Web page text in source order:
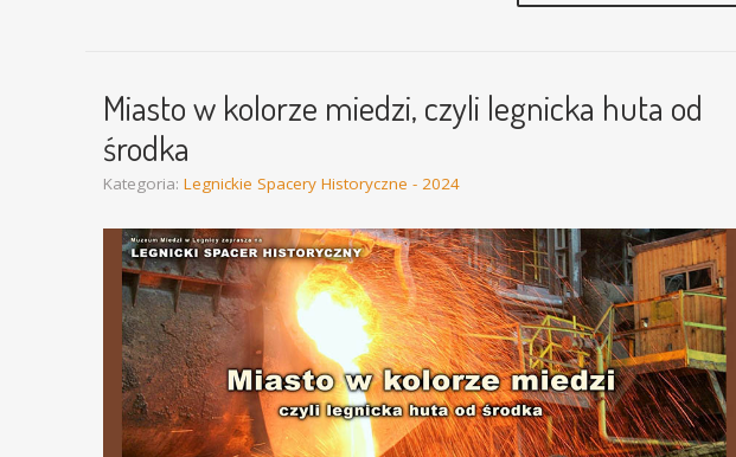
Miasto w kolorze miedzi, czyli legnicka huta od
środka
Kategoria: Legnickie Spacery Historyczne - 2024